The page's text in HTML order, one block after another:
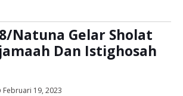
Natuna Gelar Sholat
Dan Istighosah
Februari 19, 2023